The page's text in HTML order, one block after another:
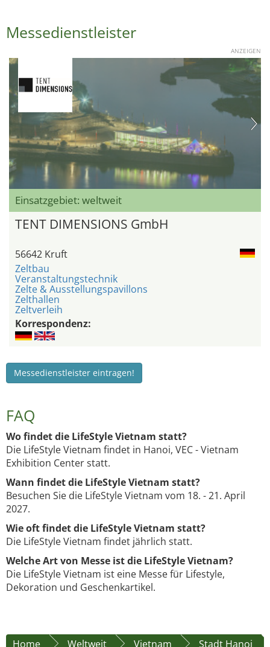
Messedienstleister
ANZEIGEN
Einsatzgebiet: weltweit
TENT DIMENSIONS GmbH
56642 Kruft
Zeltbau
Veranstaltungstechnik
Zelte & Ausstellungspavillons
Zelthallen
Zeltverleih
Korrespondenz:
Messedienstleister eintragen!
FAQ
Wo findet die LifeStyle Vietnam statt?
Die LifeStyle Vietnam findet in Hanoi, VEC - Vietnam
Exhibition Center statt.
Wann findet die LifeStyle Vietnam statt?
Besuchen Sie die LifeStyle Vietnam vom 18. - 21. April
2027.
Wie oft findet die LifeStyle Vietnam statt?
Die LifeStyle Vietnam findet jährlich statt.
Welche Art von Messe ist die LifeStyle Vietnam?
Die LifeStyle Vietnam ist eine Messe für Lifestyle,
Dekoration und Geschenkartikel.
Home Weltweit Vietnam
Stadt Hanoi